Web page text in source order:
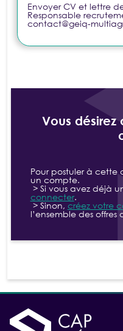
Envoyer CV et lettre
Responsable
contact@geiq-
Vous
Pour postuler à cette
un compte.
> Si vous avez déjà
connecter.
> Sinon,créez votre
l’ensemble des